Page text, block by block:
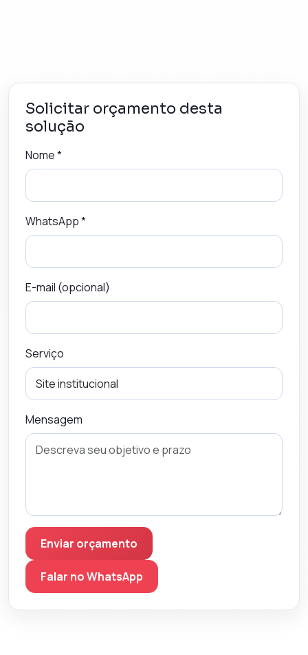
Solicitar orçamento desta
solução
Nome *
WhatsApp *
E-mail (opcional)
Serviço
Mensagem
Enviar orçamento
Falar no WhatsApp